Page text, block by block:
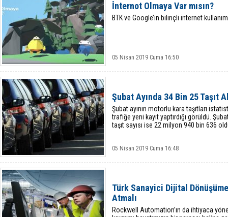
İnternot Olmaya Var mısın?
BTK ve Google’ın bilinçli internet
05 Nisan 2019 Cuma 16:50
Şubat Ayında 34 Bin 25 Taşıt
Şubat ayının motorlu kara taşıtları
trafiğe yeni kayıt yaptırdığı görüldü.
taşıt sayısı ise 22 milyon 940 bin 636
05 Nisan 2019 Cuma 16:48
Türk Sanayici Dijital
Atmalı
Rockwell Automation’ın da ihtiyaca